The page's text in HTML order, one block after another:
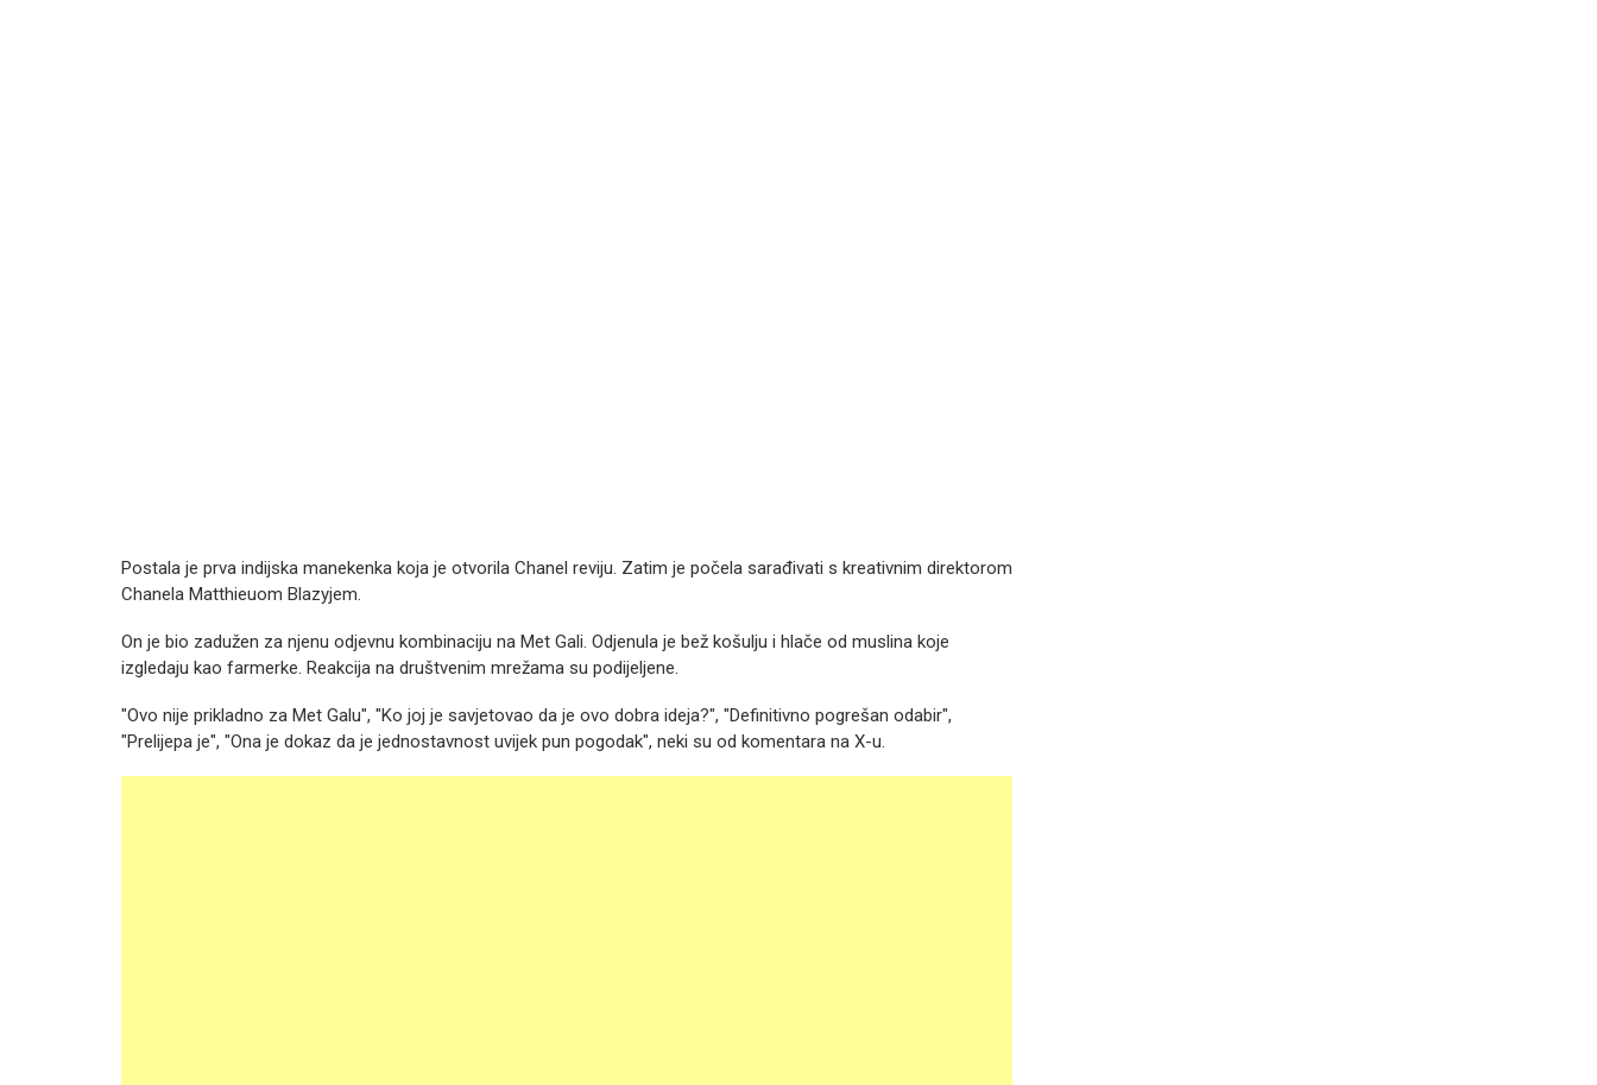
Postala je prva indijska manekenka koja je otvorila Chanel reviju. Zatim je počela sarađivati s kreativnim direktorom
Chanela Matthieuom Blazyjem.
On je bio zadužen za njenu odjevnu kombinaciju na Met Gali. Odjenula je bež košulju i hlače od muslina koje
izgledaju kao farmerke. Reakcija na društvenim mrežama su podijeljene.
"Ovo nije prikladno za Met Galu", "Ko joj je savjetovao da je ovo dobra ideja?", "Definitivno pogrešan odabir",
"Prelijepa je", "Ona je dokaz da je jednostavnost uvijek pun pogodak", neki su od komentara na X-u.